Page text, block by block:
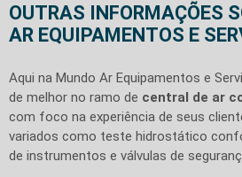
OUTRAS INFORMAÇÕES
AR EQUIPAMENTOS E
Aqui na Mundo Ar Equipamentos e
de melhor no ramo de central de ar
com foco na experiência de seus
variados como teste hidrostático
de instrumentos e válvulas de